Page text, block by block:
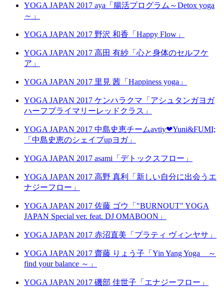
YOGA JAPAN 2017 aya「腸活プログラム～Detox yoga
～」
YOGA JAPAN 2017 野沢 和香「Happy Flow」
YOGA JAPAN 2017 高田 有紗「心と身体のセルフケ
ア」
YOGA JAPAN 2017 里見 茜「Happiness yoga」
YOGA JAPAN 2017 ケンハラクマ「アシュタンガヨガ
ハーフプライマリーレッドクラス」
YOGA JAPAN 2017 中島史恵チームavtiy❤Yuni&FUMI;
「中島史恵のシェイプupヨガ」
YOGA JAPAN 2017 asami「デトックスフロー」
YOGA JAPAN 2017 高野 真利「新しい自分に出会うエ
ナジーフロー」
YOGA JAPAN 2017 佐藤 ゴウ「"BURNOUT" YOGA
JAPAN Special ver. feat. DJ OMABOON」
YOGA JAPAN 2017 赤沼直美「プラティ ヴィンヤサ」
YOGA JAPAN 2017 齋藤 りょう子「Yin Yang Yoga ～
find your balance ～」
YOGA JAPAN 2017 磯部 佳世子「エナジーフロー」